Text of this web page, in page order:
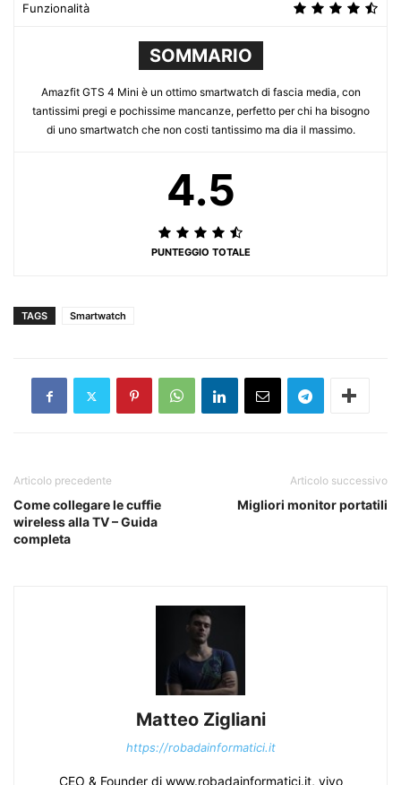
Funzionalità
SOMMARIO
Amazfit GTS 4 Mini è un ottimo smartwatch di fascia media, con
tantissimi pregi e pochissime mancanze, perfetto per chi ha bisogno
di uno smartwatch che non costi tantissimo ma dia il massimo.
4.5
PUNTEGGIO TOTALE
TAGS Smartwatch
Articolo precedente
Come collegare le cuffie
wireless alla TV – Guida
completa
Articolo successivo
Migliori monitor portatili
Matteo Zigliani
https://robadainformatici.it
CEO & Founder di www.robadainformatici.it, vivo